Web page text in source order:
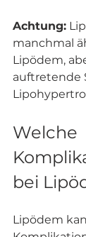
Achtung:
manchmal
Lipödem,
auftretende
Welche
bei
Lipödem